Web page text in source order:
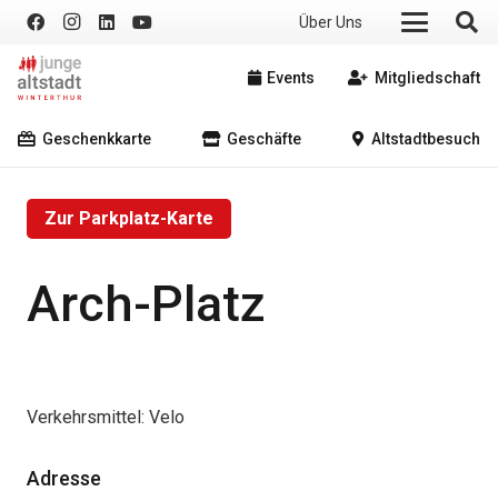
Über Uns
Events Mitgliedschaft
Geschenkkarte Geschäfte Altstadtbesuch
Zur Parkplatz-Karte
Arch-Platz
Verkehrsmittel: Velo
Adresse